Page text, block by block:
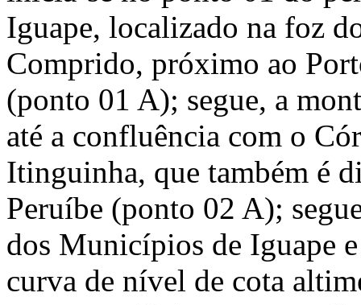
Iguape, localizado na foz
Comprido, próximo ao
(ponto 01 A); segue, a
até a confluência com o
Itinguinha, que também é
Peruíbe (ponto 02 A);
dos Municípios de Iguape
curva de nível de cota